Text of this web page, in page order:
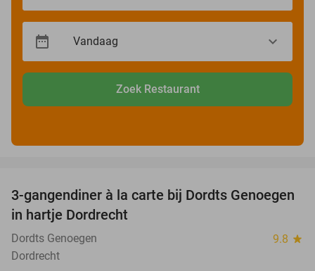
Zoek Restaurant
31%
3-gangendiner à la carte bij Dordts Genoegen
in hartje Dordrecht
Dordts Genoegen 9.8 star
Dordrecht